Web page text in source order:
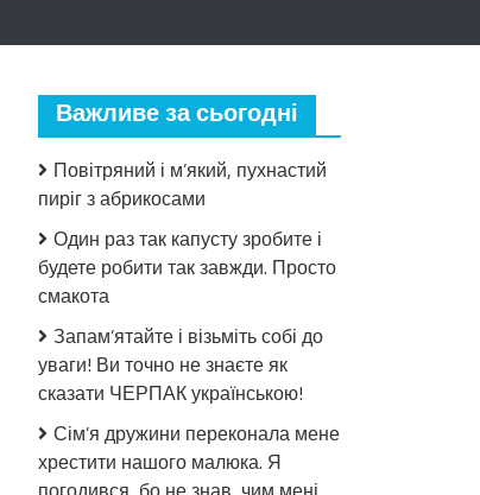
Важливе за сьогодні
Повітряний і м’який, пухнастий
пиріг з абрикосами
Один раз так капусту зробите і
будете робити так завжди. Просто
смакота
Запам’ятайте і візьміть собі до
уваги! Ви точно не знаєте як
сказати ЧЕРПАК українською!
Сім’я дружини переконала мене
хрестити нашого малюка. Я